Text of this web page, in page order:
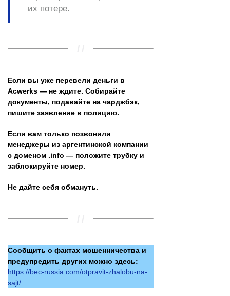
их потере.
Если вы уже перевели деньги в
Acwerks — не ждите. Собирайте
документы, подавайте на чарджбэк,
пишите заявление в полицию.
Если вам только позвонили
менеджеры из аргентинской компании
с доменом .info — положите трубку и
заблокируйте номер.
Не дайте себя обмануть.
Сообщить о фактах мошенничества и
предупредить других можно здесь:
https://bec-russia.com/otpravit-zhalobu-na-
sajt/